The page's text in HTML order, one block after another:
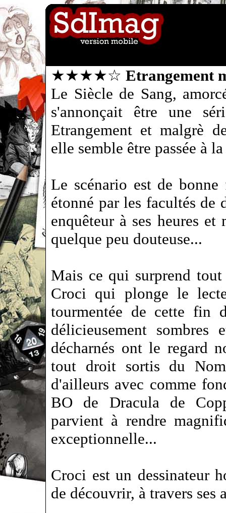
★★★★☆ Etrangement
Le Siècle de Sang,
s'annonçait être une
Etrangement et malgrè
elle semble être passée à
Le scénario est de
étonné par les facultés de
enquêteur à ses heures
quelque peu douteuse...
Mais ce qui surprend
Croci qui plonge le
tourmentée de cette fin
délicieusement sombres
décharnés ont le regard
tout droit sortis du
d'ailleurs avec comme
BO de Dracula de
parvient à rendre
exceptionnelle...
Croci est un dessinateur
de découvrir, à travers ses